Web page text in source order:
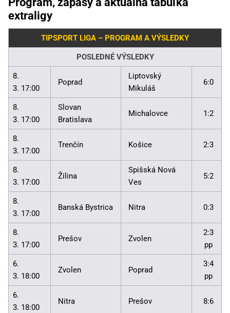
extraligy
TIPSPORT LIGA – PROGRAM A VÝSLEDKY
POSLEDNÉ VÝSLEDKY
8.
3. 17:00
Poprad
Liptovský
Mikuláš
6:0
8.
3. 17:00
Slovan
Bratislava
Michalovce 1:2
8.
3. 17:00
Trenčín Košice 2:3
8.
3. 17:00
Žilina
Spišská Nová
Ves
5:2
8.
3. 17:00
Banská Bystrica Nitra 0:3
8.
3. 17:00
Prešov Zvolen
2:3
pp
6.
3. 18:00
Zvolen Poprad
3:4
pp
6.
3. 18:00
Nitra Prešov 8:6